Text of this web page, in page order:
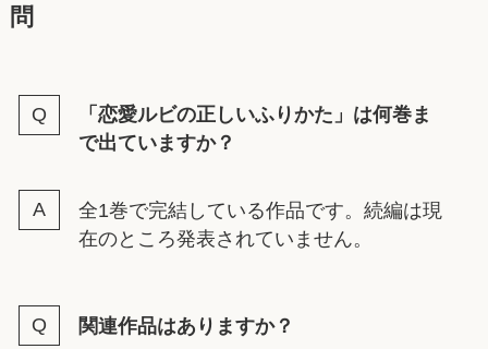
問
「恋愛ルビの正しいふりかた」は何巻ま
で出ていますか？
全1巻で完結している作品です。続編は現
在のところ発表されていません。
関連作品はありますか？